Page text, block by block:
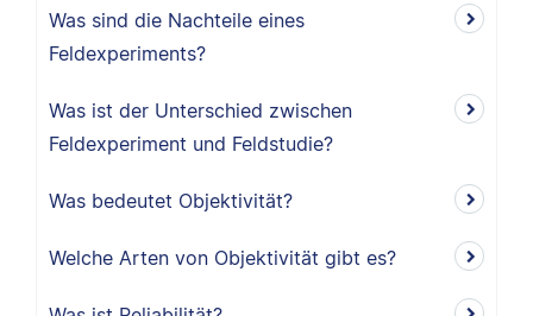
Was sind die Nachteile eines
Feldexperiments?
Was ist der Unterschied zwischen
Feldexperiment und Feldstudie?
Was bedeutet Objektivität?
Welche Arten von Objektivität gibt es?